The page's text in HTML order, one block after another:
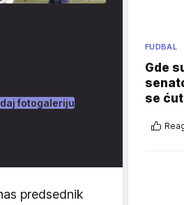
fotogaleriju
predsednik
FUDBAL
Gde
se